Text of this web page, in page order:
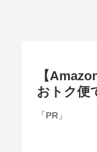
【
おトク便
「PR」